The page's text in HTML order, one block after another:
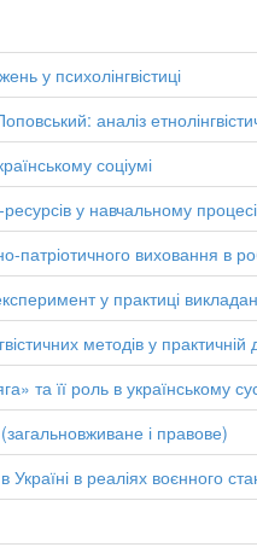
у психолінгвістиці
аналіз
соціумі
у навчальному
патріотичного виховання в
у практиці
методів у практичній
та її роль в українському
і правове)
Україні в реаліях воєнного